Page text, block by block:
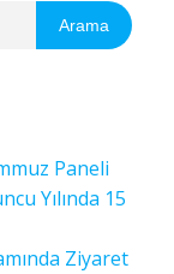
Arama
Paneli
Yılında 15
Ziyaret